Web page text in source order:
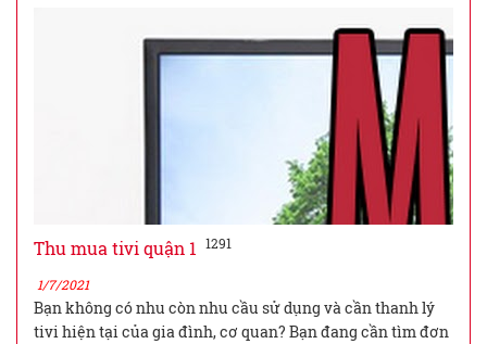
Thu mua tivi quận 1 1291
1/7/2021
Bạn không có nhu còn nhu cầu sử dụng và cần thanh lý
tivi hiện tại của gia đình, cơ quan? Bạn đang cần tìm đơn